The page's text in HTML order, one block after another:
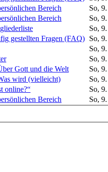
Bereich
So,
Bereich
So,
So,
gestellten Fragen (FAQ) So,
So,
So,
Gott und die Welt
So,
wird (vielleicht)
So,
online?“
So,
Bereich
So,